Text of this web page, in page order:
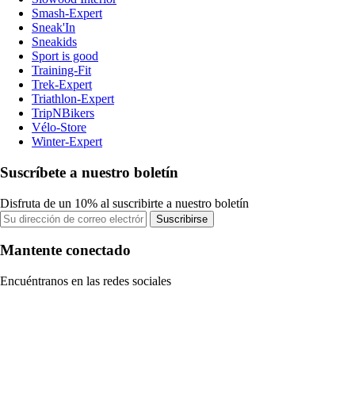
Smash-Expert
Sneak'In
Sneakids
Sport is good
Training-Fit
Trek-Expert
Triathlon-Expert
TripNBikers
Vélo-Store
Winter-Expert
Suscríbete a nuestro boletín
Disfruta de un 10% al suscribirte a nuestro boletín
Suscribirse
Mantente conectado
Encuéntranos en las redes sociales